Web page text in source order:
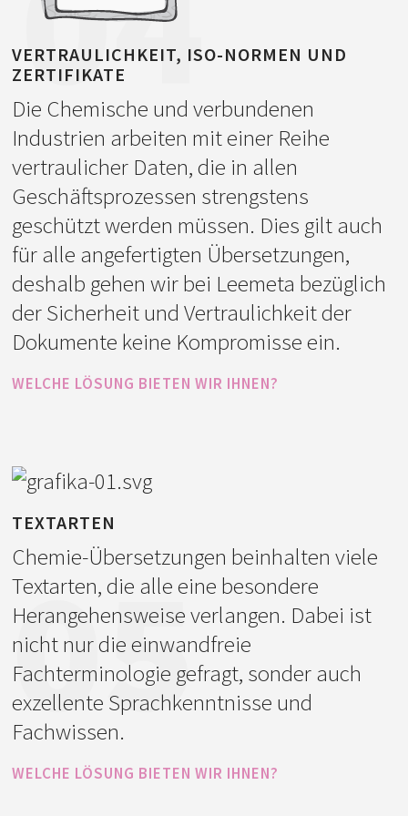
befolgen. Dieses Glossar schicken wir
Ihnen nach Wunsch zur Bestätigung und
garantieren so, dass die Übersetzung
wirklich alle Ihre individuelle
Anforderungen erfüllt.
Dieses Glossar aktualisieren wir dann
mit allen weiteren Übersetzungen, die Sie
bei uns bestellen. Somit garantieren wir
die Konsistenz aller Ihrer Chemie-
Übersetzungen, die Sie uns anvertrauen.
VERTRAULICHKEIT, ISO-NORMEN UND
ZERTIFIKATE
Die Chemische und verbundenen
Industrien arbeiten mit einer Reihe
vertraulicher Daten, die in allen
Geschäftsprozessen strengstens
geschützt werden müssen. Dies gilt auch
für alle angefertigten Übersetzungen,
deshalb gehen wir bei Leemeta bezüglich
der Sicherheit und Vertraulichkeit der
Dokumente keine Kompromisse ein.
WELCHE LÖSUNG BIETEN WIR IHNEN?
Geheimhaltungsvereinbarung ab, und die
wird dann von allen Projektbeteiligten
befolgt. Unser gesamter Prozess läuft in
einer gesicherten Serverumgebung ab und
die Server befinden sich an geschützten
Standorten in Slowenien. Die Sicherheit
und Qualität unserer Prozesse und
erbrachten Dienstleistungen bestätigen
auch unsere Zertifikate für
Übersetzungsdienstleistungen ISO
9001:2015 und ISO 17100:2015.
05
TEXTARTEN
Chemie-Übersetzungen beinhalten viele
Textarten, die alle eine besondere
Herangehensweise verlangen. Dabei ist
nicht nur die einwandfreie
Fachterminologie gefragt, sonder auch
exzellente Sprachkenntnisse und
Fachwissen.
WELCHE LÖSUNG BIETEN WIR IHNEN?